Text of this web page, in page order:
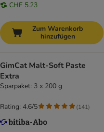
CHF 5.23
Zum Warenkorb
hinzufügen
GimCat Malt-Soft Paste
Extra
Sparpaket: 3 x 200 g
Rating: 4.6/5 (141)